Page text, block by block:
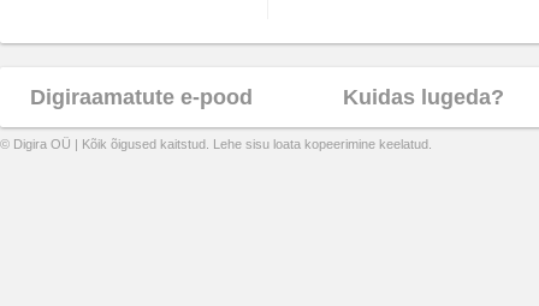
Digiraamatute e-pood Kuidas lugeda?
© Digira OÜ | Kõik õigused kaitstud. Lehe sisu loata kopeerimine keelatud.